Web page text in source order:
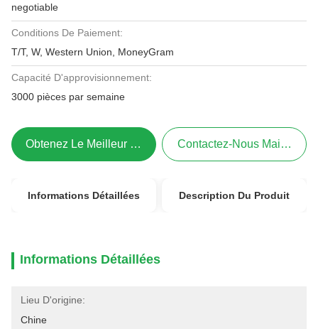
negotiable
Conditions De Paiement:
T/T, W, Western Union, MoneyGram
Capacité D'approvisionnement:
3000 pièces par semaine
Obtenez Le Meilleur Prix Contactez-Nous Maintenant
Informations Détaillées Description Du Produit
Informations Détaillées
Lieu D'origine:
Chine